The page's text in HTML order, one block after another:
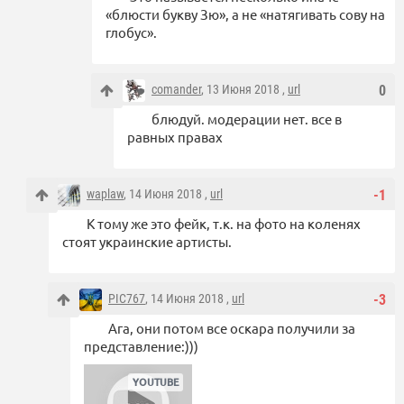
«блюсти букву Зю», а не «натягивать сову на
глобус».
0
comander, 13 Июня 2018 , url
блюдуй. модерации нет. все в
равных правах
-1
waplaw, 14 Июня 2018 , url
К тому же это фейк, т.к. на фото на коленях
стоят украинские артисты.
-3
PIC767, 14 Июня 2018 , url
Ага, они потом все оскара получили за
представление:)))